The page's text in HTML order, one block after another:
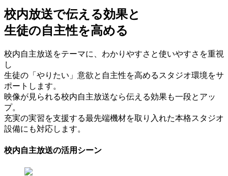
校内放送で伝える効果と
生徒の自主性を高める
校内自主放送をテーマに、わかりやすさと使いやすさを重視
し
生徒の「やりたい」意欲と自主性を高めるスタジオ環境をサ
ポートします。
映像が見られる校内自主放送なら伝える効果も一段とアッ
プ。
充実の実習を支援する最先端機材を取り入れた本格スタジオ
設備にも対応します。
校内自主放送の活用シーン